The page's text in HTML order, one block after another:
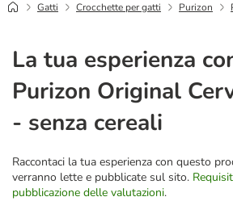
Gatti Crocchette per gatti Purizon
La tua esperienza
Purizon Original
- senza cereali
Raccontaci la tua esperienza con questo
verranno lette e pubblicate sul sito.
pubblicazione delle valutazioni.